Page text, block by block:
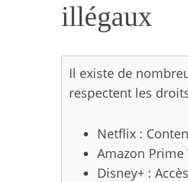
illégaux
Il existe de
respectent les
Netflix :
Amazon
Disney+ :